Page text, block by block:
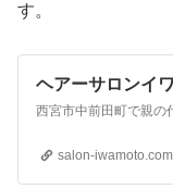
す。
ヘアーサロンイ
salon-iwamoto.com